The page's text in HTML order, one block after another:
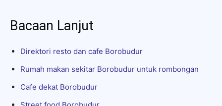
Bacaan Lanjut
Direktori resto dan cafe Borobudur
Rumah makan sekitar Borobudur untuk rombongan
Cafe dekat Borobudur